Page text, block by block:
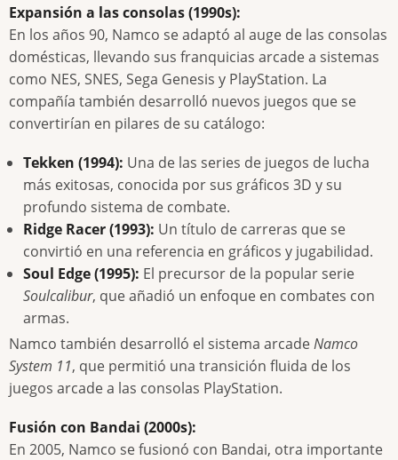
Expansión a las consolas (1990s):
En los años 90, Namco se adaptó al auge de las consolas
domésticas, llevando sus franquicias arcade a sistemas
como NES, SNES, Sega Genesis y PlayStation. La
compañía también desarrolló nuevos juegos que se
convertirían en pilares de su catálogo:
Tekken (1994): Una de las series de juegos de lucha
más exitosas, conocida por sus gráficos 3D y su
profundo sistema de combate.
Ridge Racer (1993): Un título de carreras que se
convirtió en una referencia en gráficos y jugabilidad.
Soul Edge (1995): El precursor de la popular serie
Soulcalibur, que añadió un enfoque en combates con
armas.
Namco también desarrolló el sistema arcadeNamco
System 11, que permitió una transición fluida de los
juegos arcade a las consolas PlayStation.
Fusión con Bandai (2000s):
En 2005, Namco se fusionó con Bandai, otra importante